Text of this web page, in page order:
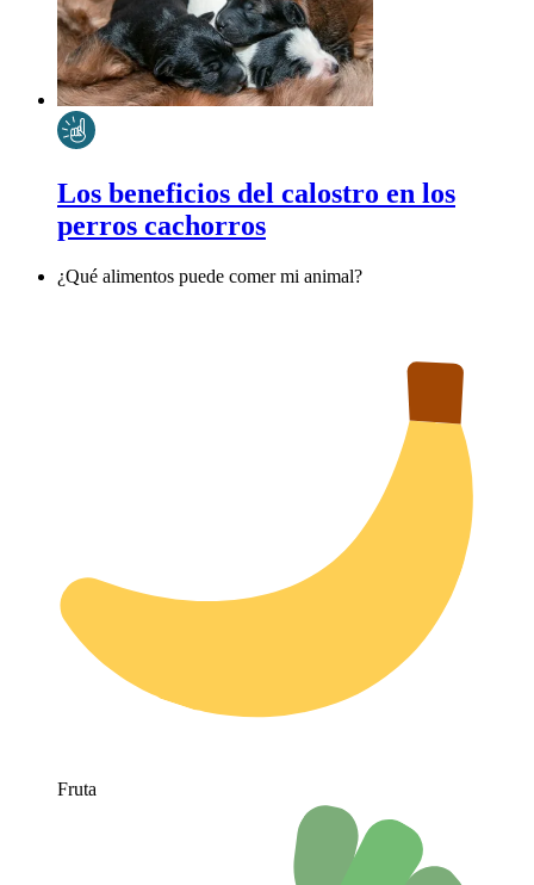
Los beneficios del calostro en los
perros cachorros
¿Qué alimentos puede comer mi animal?
Fruta